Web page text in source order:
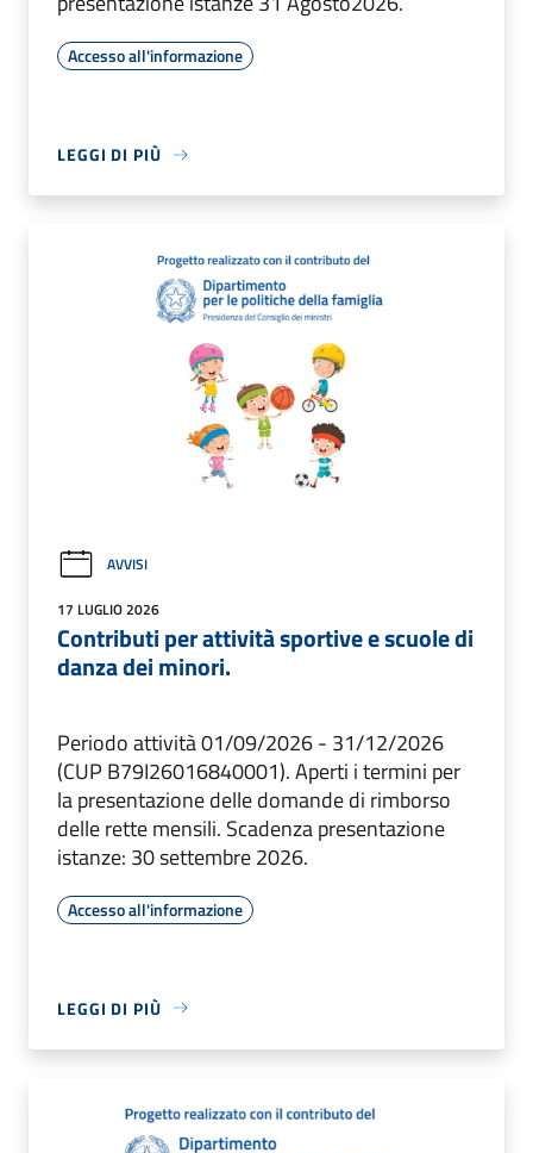
Accesso all'informazione
LEGGI DI PIÙ
AVVISI
17 LUGLIO 2026
Contributi per attività sportive e scuole di
danza dei minori.
Periodo attività 01/09/2026 - 31/12/2026
(CUP B79I26016840001). Aperti i termini per
la presentazione delle domande di rimborso
delle rette mensili. Scadenza presentazione
istanze: 30 settembre 2026.
Accesso all'informazione
LEGGI DI PIÙ